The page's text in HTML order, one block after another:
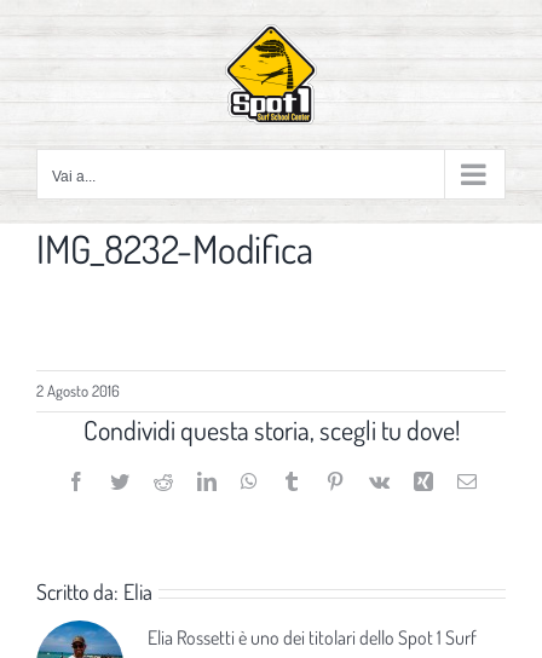
contenuto
Vai a...
IMG_8232-Modifica
2 Agosto 2016
Condividi questa storia, scegli tu dove!
Facebook
TwitterRedditLinkedInWhatsApp
TumblrPinterest
Vk Xing Email
Scritto da: Elia
Elia Rossetti è uno dei titolari dello Spot 1 Surf